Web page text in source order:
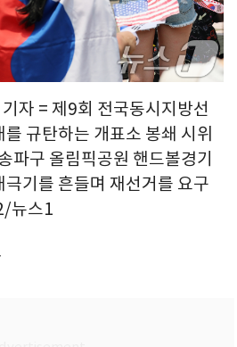
자 = 제9회 전국동시지방선
규탄하는 개표소 봉쇄 시위
파구 올림픽공원 핸드볼경기
기를 흔들며 재선거를 요구
뉴스1